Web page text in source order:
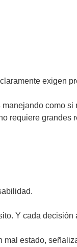
exigen
como
requiere
Y cada
estado,